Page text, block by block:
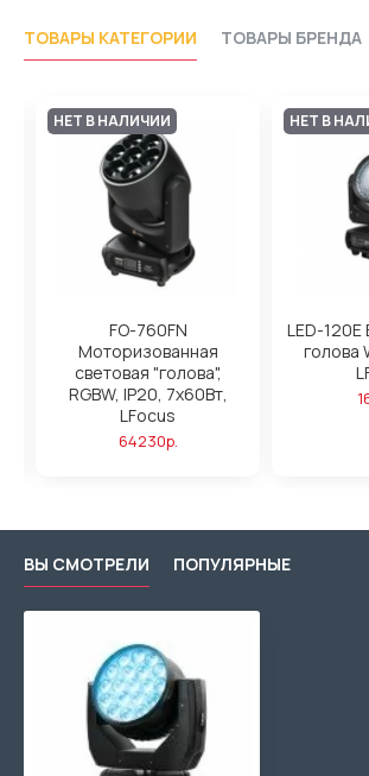
ТОВАРЫ КАТЕГОРИИ ТОВАРЫ БРЕНДА
НЕТ В НАЛИЧИИ
FO-760FN
Моторизованная
световая "голова",
RGBW, IP20, 7х60Вт,
LFocus
64230р.
НЕТ В
LED-
голова
ВЫ СМОТРЕЛИ ПОПУЛЯРНЫЕ